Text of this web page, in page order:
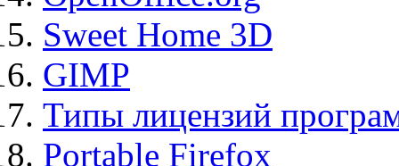
Sweet Home 3D
GIMP
Типы лицензий
Portable Firefox